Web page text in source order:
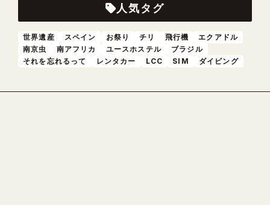
人気タグ
世界遺産 スペイン お祭り チリ 飛行機
エクアドル
南京虫
南アフリカ ユースホステル
ブラジル
それを忘れるって
レンタカー LCC SIM ダイビング